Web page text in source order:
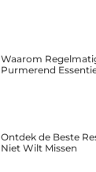
Waarom
Purmerend
Ontdek de Beste
Niet Wilt Missen